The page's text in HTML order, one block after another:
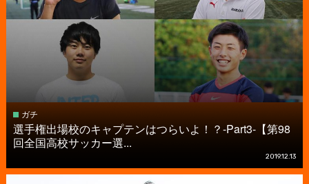
ガチ
選手権出場校のキャプテンはつらいよ！？-Part3-【第98
回全国高校サッカー選...
2019.12.13